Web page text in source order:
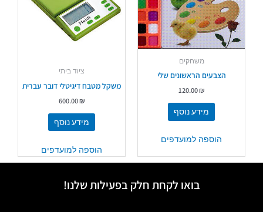
משחקים
הצבעים הראשונים שלי
120.00₪
מידע נוסף
הוספה למועדפים
ציוד ביתי
משקל מטבח דיגיטלי דובר עברית
600.00₪
מידע נוסף
הוספה למועדפים
בואו לקחת חלק בפעילות שלנו!